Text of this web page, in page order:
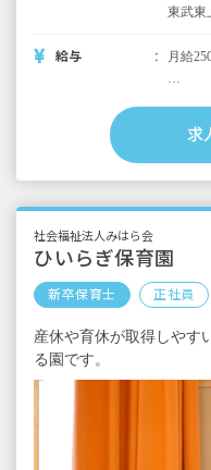
東武東
給与
月給
賞与
行事手
家賃手
時間外
■保育
2年目
4年目
求
社会福祉法人みはら会
ひいらぎ保育園
新卒保育士 正社員
産休や育休が取得しやす
る園です。